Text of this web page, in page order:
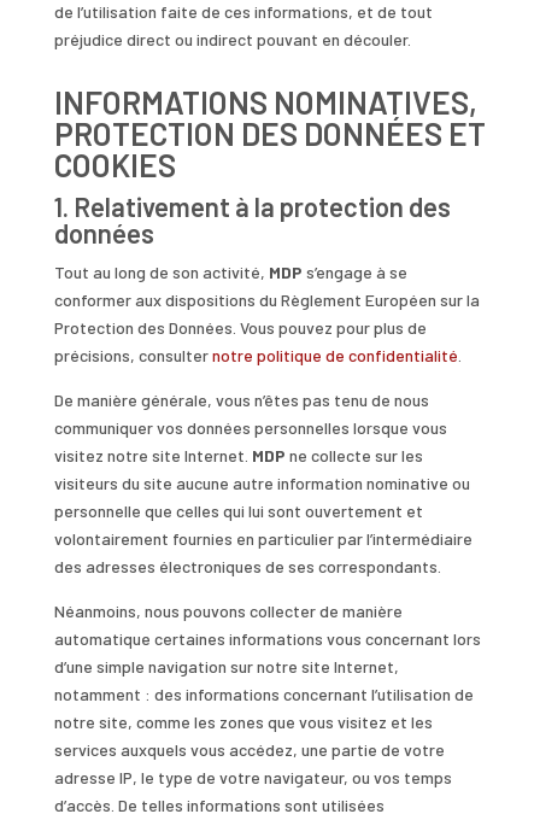
de l’utilisation faite de ces informations, et de tout
préjudice direct ou indirect pouvant en découler.
INFORMATIONS NOMINATIVES,
PROTECTION DES DONNÉES ET
COOKIES
1. Relativement à la protection des
données
Tout au long de son activité, MDP s’engage à se
conformer aux dispositions du Règlement Européen sur la
Protection des Données. Vous pouvez pour plus de
précisions, consulternotre politique de confidentialité
De manière générale, vous n’êtes pas tenu de nous
communiquer vos données personnelles lorsque vous
visitez notre site Internet. MDP ne collecte sur les
visiteurs du site aucune autre information nominative ou
personnelle que celles qui lui sont ouvertement et
volontairement fournies en particulier par l’intermédiaire
des adresses électroniques de ses correspondants.
Néanmoins, nous pouvons collecter de manière
automatique certaines informations vous concernant lors
d’une simple navigation sur notre site Internet,
notamment : des informations concernant l’utilisation de
notre site, comme les zones que vous visitez et les
services auxquels vous accédez, une partie de votre
adresse IP, le type de votre navigateur, ou vos temps
d’accès. De telles informations sont utilisées